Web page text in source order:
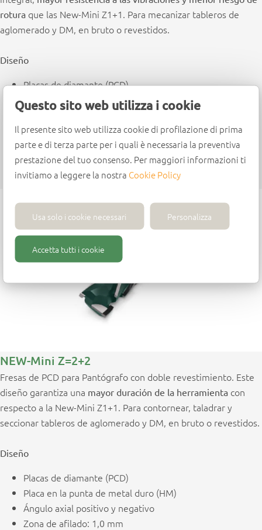
Questo sito web utilizza i cookie
Il presente sito web utilizza cookie di profilazione di prima
parte e di terza parte per i quali è necessaria la preventiva
prestazione del tuo consenso. Per maggiori informazioni ti
invitiamo a leggere la nostra Cookie Policy
Usa solo i cookie necessari Personalizza
Accetta tutti i cookie
rotura que las New-Mini Z1+1. Para mecanizar tableros de
aglomerado y DM, en bruto o revestidos.
Diseño
Placas de diamante (PCD)
Placa en la punta de metal duro integral (HWM)
Ángulo axial positivo y negativo
Zona de afilado: 1,0 mm
Avance: hasta 20 m/min
Rpm máx: 18.000 – 24.000
NEW-Mini Z=2+2
Fresas de PCD para Pantógrafo con doble revestimiento. Este
diseño garantiza una mayor duración de la herramienta con
respecto a la New-Mini Z1+1. Para contornear, taladrar y
seccionar tableros de aglomerado y DM, en bruto o revestidos.
Diseño
Placas de diamante (PCD)
Placa en la punta de metal duro (HM)
Ángulo axial positivo y negativo
Zona de afilado: 1,0 mm